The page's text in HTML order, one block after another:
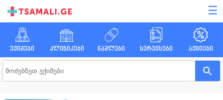
☰
ექიმები კლინიკები წამლები სერვისები აქციები